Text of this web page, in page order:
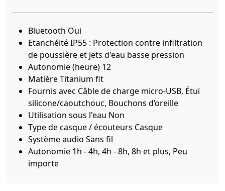
Bluetooth Oui
EtanchéitéIP55 : Protection contre infiltration
de poussière et jets d'eau basse pression
Autonomie (heure) 12
MatièreTitanium fit
Fournis avec Câble de charge micro-USB, Étui
silicone/caoutchouc, Bouchons d’oreille
Utilisation sous l'eau Non
Type de casque / écouteurs Casque
Système audio Sans fil
Autonomie 1h - 4h, 4h - 8h, 8h et plus, Peu
importe